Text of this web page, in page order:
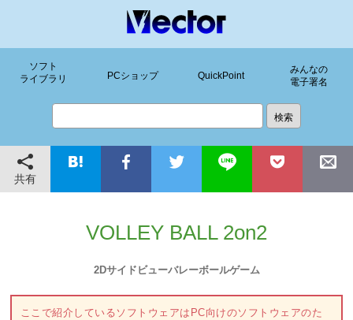
ソフト
ライブラリ
PCショップ QuickPoint
みんなの
電子署名
共有
VOLLEY BALL 2on2
2Dサイドビューバレーボールゲーム
ここで紹介しているソフトウェアはPC向けのソフトウェアのた